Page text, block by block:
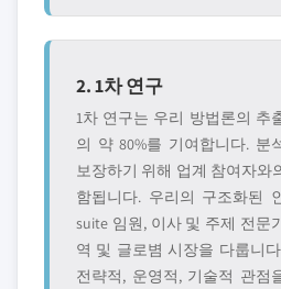
2. 1차 연구
1차 연구는 우리 방법론의 추
의 약 80%를 기여합니다. 분
보장하기 위해 업계 참여자와
함됩니다. 우리의 구조화된
suite 임원, 이사 및 주제 전문
역 및 글로볌 시장을 다룹니
전략적, 운영적, 기술적 관점